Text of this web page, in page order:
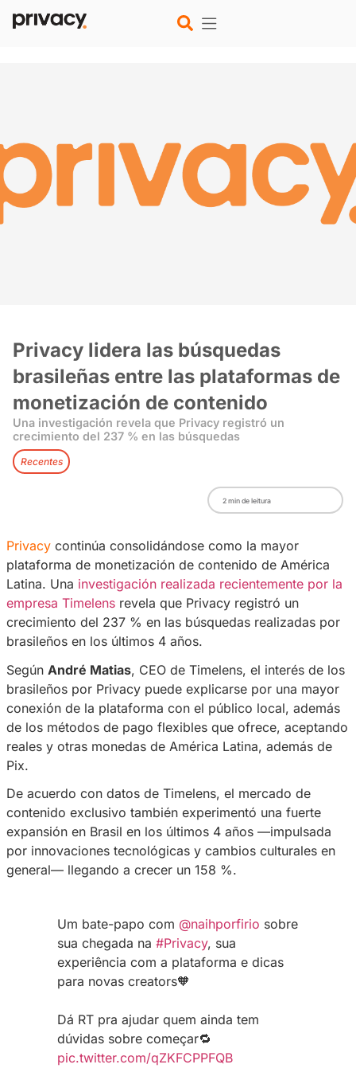
Privacy lidera las búsquedas
brasileñas entre las
monetización de contenido
crecimiento del 237 % en las búsquedas
Recentes
2min de leitura
Privacycontinúa consolidándose como la
plataforma de monetización de contenido de
Latina. Unainvestigación realizada
empresa Timelensrevela que Privacy registró
brasileños en los últimos 4 años.
SegúnAndré Matias , CEO de Timelens, el
brasileños por Privacy puede explicarse por
reales y otras monedas de América Latina,
De acuerdo con datos de Timelens, el
contenido exclusivo también experimentó
expansión en Brasil en los últimos 4 años
por innovaciones tecnológicas y cambios